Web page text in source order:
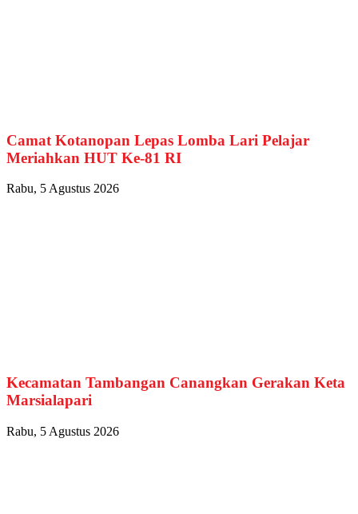
Camat Kotanopan Lepas Lomba Lari Pelajar
Meriahkan HUT Ke-81 RI
Rabu, 5 Agustus 2026
Kecamatan Tambangan Canangkan Gerakan Keta
Marsialapari
Rabu, 5 Agustus 2026